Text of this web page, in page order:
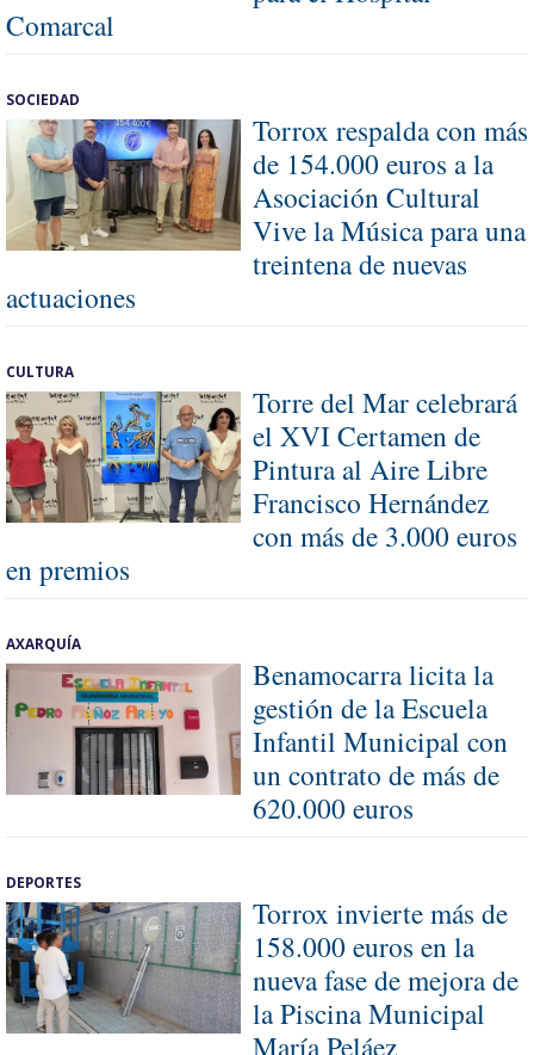
Comarcal
SOCIEDAD
Torrox respalda con más
de 154.000 euros a la
Asociación Cultural
Vive la Música para una
treintena de nuevas
actuaciones
CULTURA
Torre del Mar celebrará
el XVI Certamen de
Pintura al Aire Libre
Francisco Hernández
con más de 3.000 euros
en premios
AXARQUÍA
Benamocarra licita la
gestión de la Escuela
Infantil Municipal con
un contrato de más de
620.000 euros
DEPORTES
Torrox invierte más de
158.000 euros en la
nueva fase de mejora de
la Piscina Municipal
María Peláez